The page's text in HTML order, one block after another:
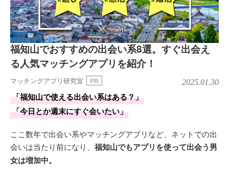
福知山でおすすめの出会い系8選。すぐ出会え
る人気マッチングアプリを紹介！
マッチングアプリ研究室 PR 2025.01.30
「福知山で使える出会い系はある？」
「今日とか週末にすぐ会いたい」
ここ数年で出会い系やマッチングアプリなど、ネットでの出
会いは当たり前になり、 福知山でもアプリを使って出会う男
女は増加中。